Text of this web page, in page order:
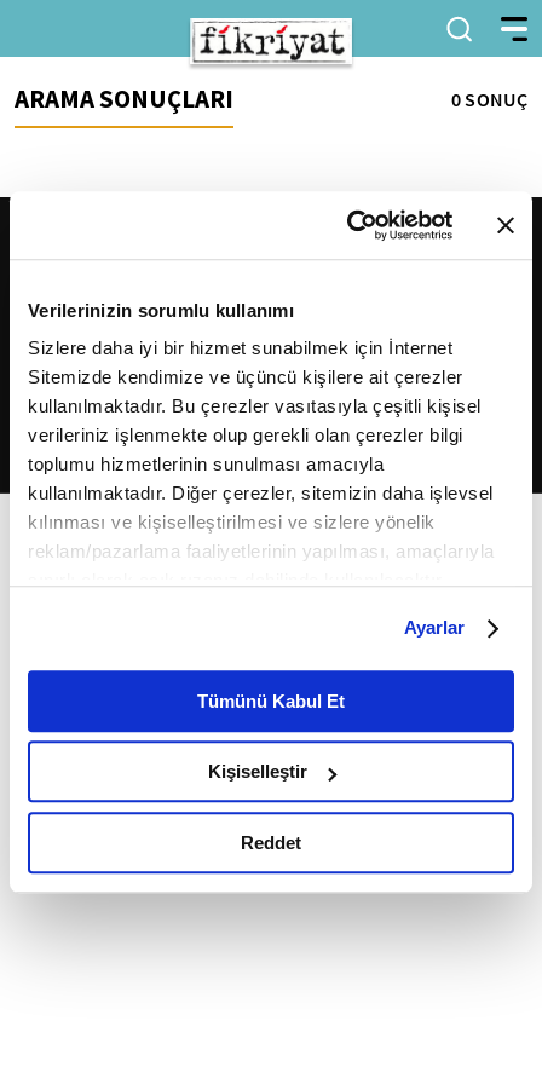
Verilerinizin sorumlu kullanımı
Sizlere daha iyi bir hizmet sunabilmek için İnternet
Sitemizde kendimize ve üçüncü kişilere ait çerezler
kullanılmaktadır. Bu çerezler vasıtasıyla çeşitli kişisel
verileriniz işlenmekte olup gerekli olan çerezler bilgi
toplumu hizmetlerinin sunulması amacıyla
kullanılmaktadır. Diğer çerezler, sitemizin daha işlevsel
kılınması ve kişiselleştirilmesi ve sizlere yönelik
reklam/pazarlama faaliyetlerinin yapılması, amaçlarıyla
belirleyebilirsiniz. Çerezlere ilişkin detaylı bilgi için
Ayarlar butonuna tıklayabilir,Çerez Bilgilendirme
Metnimizi ziyaret edebilirsiniz.
6698 sayılı Kişisel Verilerin Korunması Kanunu uyarınca
okumak ve sitemizi ziyaretiniz kapsamında
gerçekleştirilen veri işleme faaliyetleri ile ilgili daha
detaylı bilgi almak için lütfentıklayınız.
Ayarlar
Tümünü Kabul Et
Kişiselleştir
Reddet
ARAMA SONUÇLARI 0 SONUÇ
2026Fikriyat. Tüm hakları saklıdır.